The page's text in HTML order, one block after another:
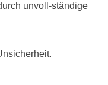
unvoll-ständige